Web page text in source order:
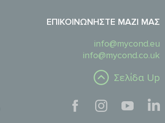
ΕΠΙΚΟΙΝΩΝΉΣΤΕ ΜΑΖΊ ΜΑΣ
info@mycond.eu
info@mycond.co.uk
Σελίδα Up